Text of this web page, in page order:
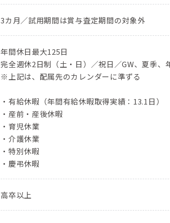
3カ月／試用期間は賞与査定期間の対象外
年間休日最大125日
完全週休2日制（土・日）／祝日／GW、夏季、
※上記は、配属先のカレンダーに準ずる
・有給休暇（年間有給休暇取得実績：13.1日）
・産前・産後休暇
・育児休業
・介護休業
・特別休暇
・慶弔休暇
高卒以上